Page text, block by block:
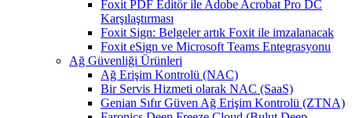
Foxit PDF Editör ile Adobe Acrobat Pro DC
Karşılaştırması
Foxit Sign: Belgeler artık Foxit ile imzalanacak
Foxit eSign ve Microsoft Teams Entegrasyonu
Ağ Güvenliği Ürünleri
Ağ Erişim Kontrolü (NAC)
Bir Servis Hizmeti olarak NAC (SaaS)
Genian Sıfır Güven Ağ Erişim Kontrolü (ZTNA)